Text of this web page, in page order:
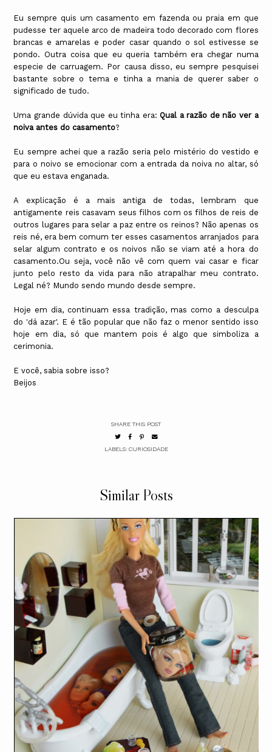
Eu sempre quis um casamento em fazenda ou praia em que
pudesse ter aquele arco de madeira todo decorado com flores
brancas e amarelas e poder casar quando o sol estivesse se
pondo. Outra coisa que eu queria também era chegar numa
especie de carruagem. Por causa disso, eu sempre pesquisei
bastante sobre o tema e tinha a mania de querer saber o
significado de tudo.
Uma grande dúvida que eu tinha era: Qual a razão de não ver a
noiva antes do casamento?
Eu sempre achei que a razão seria pelo mistério do vestido e
para o noivo se emocionar com a entrada da noiva no altar, só
que eu estava enganada.
A explicação é a mais antiga de todas, lembram que
antigamente reis casavam seus filhos com os filhos de reis de
outros lugares para selar a paz entre os reinos? Não apenas os
reis né, era bem comum ter esses casamentos arranjados para
selar algum contrato e os noivos não se viam até a hora do
casamento.Ou seja, você não vê com quem vai casar e ficar
junto pelo resto da vida para não atrapalhar meu contrato.
Legal né? Mundo sendo mundo desde sempre.
Hoje em dia, continuam essa tradição, mas como a desculpa
do 'dá azar'. E é tão popular que não faz o menor sentido isso
hoje em dia, só que mantem pois é algo que simboliza a
cerimonia.
E você, sabia sobre isso?
Beijos
SHARE THIS POST
LABELS: CURIOSIDADE
Similar Posts